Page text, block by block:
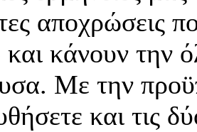
αποχρώσεις
και κάνουν την
Με την
και τις